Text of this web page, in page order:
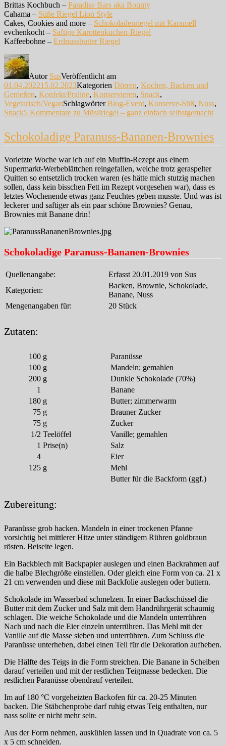
Brittas Kochbuch – Paradise Bars aka Bounty
Cahama – Süße Riegel Lion Style
Cakes, Cookies and more – Schokoladenriegel mit Karamell
evchenkocht – Saftige Karottenkuchen-Riegel
Kaffeebohne – Erdnussbutter Riegel
Autor SusVeröffentlicht am
01.04.202215.02.2023Kategorien Dörren, Kochen, Backen und
Genießen, Konfekt/Praline, Konservieren, Snack,
Vegetarisch/VeganSchlagwörterBlog-Event, Konserve-Süß, Nuss,
Snack5 Kommentare zu Müsliriegel – ganz einfach selbstgemacht
Schokoladige Paranuss-Bananen-Brownies
Vorletzte Woche war ich auf ein Muffin-Rezept aus einem
Supermarkt-Werbeblättchen reingefallen, welche trotz geraspelter
Quitten so entsetzlich trocken waren (es hätte mich stutzig machen
sollen, dass kein bisschen Fett im Rezept vorgesehen war), dass es
letztes Wochenende etwas ganz Feuchtes geben musste. Und was ist
leckerer und saftiger als ein paar schöne Brownies? Genau,
Brownies mit Banane drin!
Schokoladige Paranuss-Bananen-Brownies
Quellenangabe:
Erfasst 20.01.2019 von Sus
Kategorien:
Backen, Brownie, Schokolade,
Banane, Nuss
Mengenangaben für:
20 Stück
Zutaten:
100 g
Paranüsse
100 g
Mandeln; gemahlen
200 g
Dunkle Schokolade (70%)
1
Banane
180 g
Butter; zimmerwarm
75 g
Brauner Zucker
75 g
Zucker
1/2 Teelöffel
Vanille; gemahlen
1 Prise(n)
Salz
4
Eier
125 g
Mehl
Butter für die Backform (ggf.)
Zubereitung:
Paranüsse grob hacken. Mandeln in einer trockenen Pfanne
vorsichtig bei mittlerer Hitze unter ständigem Rühren goldbraun
rösten. Beiseite legen.
Ein Backblech mit Backpapier auslegen und einen Backrahmen auf
die halbe Blechgröße einstellen. Oder gleich eine Form von ca. 21 x
21 cm verwenden und diese mit Backfolie auslegen oder buttern.
Schokolade im Wasserbad schmelzen. In einer Backschüssel die
Butter mit dem Zucker und Salz mit dem Handrührgerät schaumig
schlagen. Die weiche Schokolade und die Mandeln unterrühren
Nach und nach die Eier einzeln unterrühren. Das Mehl mit der
Vanille auf die Masse sieben und unterrühren. Zum Schluss die
Paranüsse unterheben, dabei einen Teil für die Dekoration aufheben.
Die Hälfte des Teigs in die Form streichen. Die Banane in Scheiben
darauf verteilen und mit der restlichen Teigmasse bedecken. Die
restlichen Paranüsse obendrauf verteilen.
Im auf 180 °C vorgeheizten Backofen für ca. 20-25 Minuten
backen. Die Stäbchenprobe darf ruhig etwas Teig enthalten, nur
nass sollte er nicht mehr sein.
Aus der Form nehmen, auskühlen lassen und in Quadrate von ca. 5
x 5 cm schneiden.